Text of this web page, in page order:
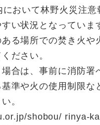
おいて林野火災注意
い状況となっていま
る場所での焚き火や
ださい。
合は、事前に消防署
準や火の使用制限な
。
shobou/ rinya-